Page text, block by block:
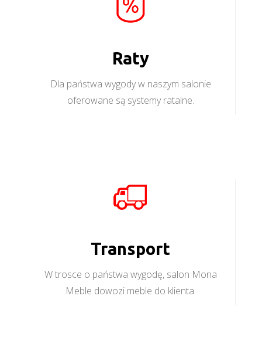
Raty
Dla państwa wygody w naszym salonie
oferowane są systemy ratalne.
Transport
W trosce o państwa wygodę, salon Mona
Meble dowozi meble do klienta.